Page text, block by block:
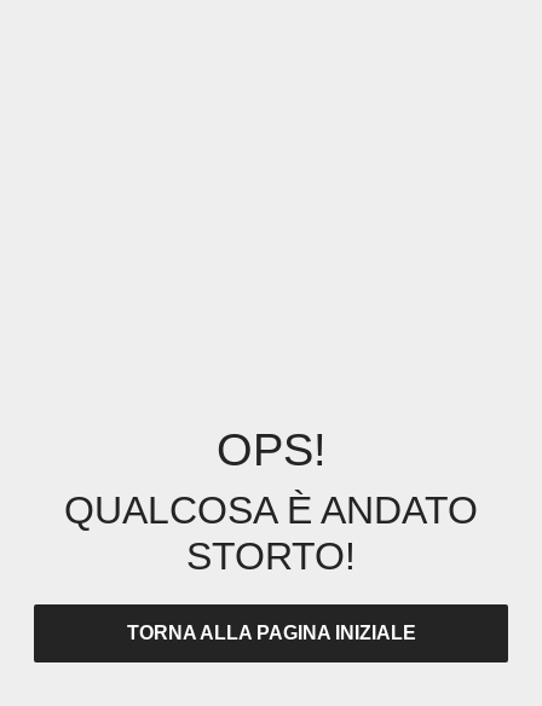
OPS!
QUALCOSA È ANDATO
STORTO!
TORNA ALLA PAGINA INIZIALE